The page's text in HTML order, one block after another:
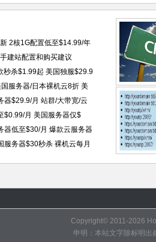
2核1G配置低至$14.99/年
建站配置和购买建议
秒杀$1.99起 美国独服$29.9
服务器/日本裸机云8折 美
器$29.9/月 站群/大带宽/云
$0.99/月 美国服务器仅$
器低至$30/月 爆款云服务器
服务器$30秒杀 裸机云每月
Copyright© 2011-2026
申明：本站文字除标明出